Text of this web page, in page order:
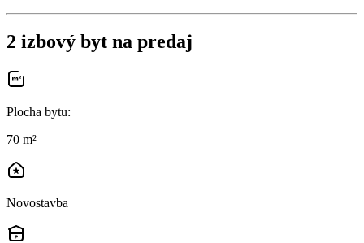
2 izbový byt na predaj
Plocha bytu:
70 m²
Novostavba